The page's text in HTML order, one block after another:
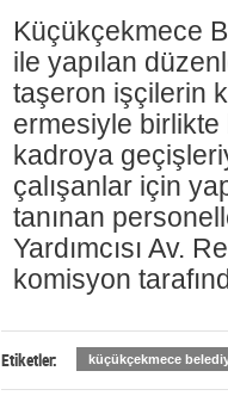
Küçükçekmece
ile yapılan
taşeron işçilerin
ermesiyle
kadroya
çalışanlar için
tanınan
Yardımcısı Av.
komisyon
Etiketler: küçükçekmece